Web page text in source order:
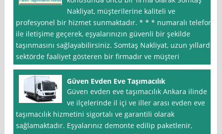
Nakliyat, müşterilerine kaliteli ve
profesyonel bir hizmet sunmaktadır. * * * numaralı telefon
ile iletişime geçerek, eşyalarınızın güvenli bir şekilde
taşınmasını sağlayabilirsiniz. Somtaş Nakliyat, uzun yıllardır
sektörde faaliyet gösteren bir firmadır ve müşteri
Güven Evden Eve Taşımacılık
Güven evden eve taşımacılık Ankara ilinde
ve ilçelerinde il içi ve iller arası evden eve
taşımacılık hizmetini sigortalı ve garantili olarak
sağlamaktadır. Eşyalarınız demonte edilip paketlenir,